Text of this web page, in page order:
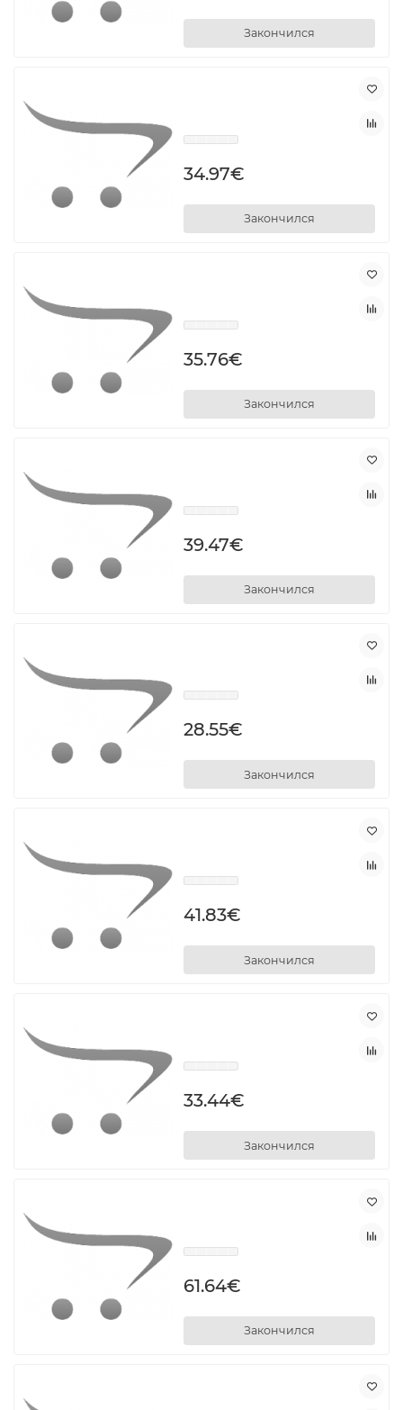
Закончился
34.97€
Закончился
35.76€
Закончился
39.47€
Закончился
28.55€
Закончился
41.83€
Закончился
33.44€
Закончился
61.64€
Закончился